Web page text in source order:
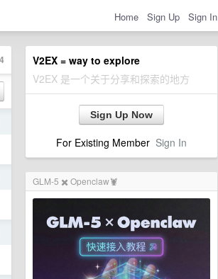
Home Sign Up Sign In
V2EX = way to explore
V2EX 是一个关于分享和探索的地方
Sign Up Now
For Existing Member Sign In
GLM-5 ✖️ Openclaw🦞